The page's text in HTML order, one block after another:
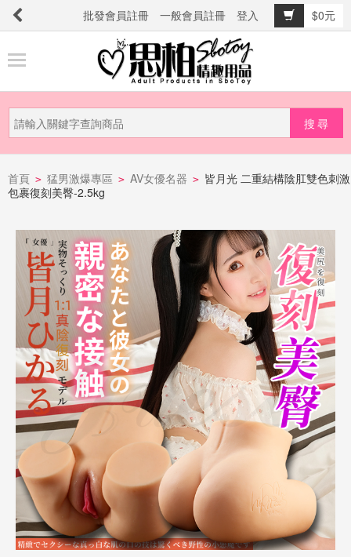
批發會員註冊 一般會員註冊 登入
$0元
品
新
品
上
電
話
或
簡
訊
批
說
明
首頁 > 猛男激爆專區 > AV女優名器 > 皆月光 二重結構陰肛雙色刺激
包裹復刻美臀-2.5kg